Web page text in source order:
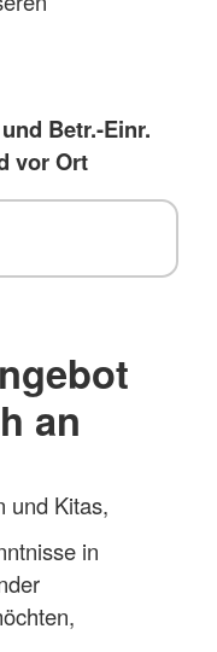
Betr.-Einr.
vor Ort
an
und Kitas,
in